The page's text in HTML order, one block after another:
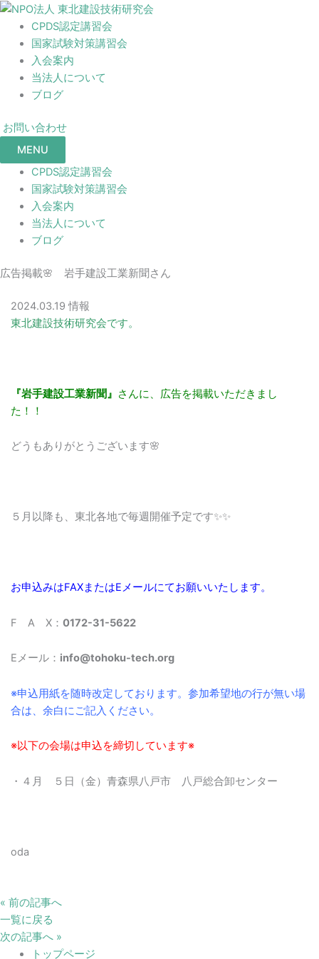
CPDS認定講習会
国家試験対策講習会
入会案内
当法人について
ブログ
お問い合わせ
MENU
CPDS認定講習会
国家試験対策講習会
入会案内
当法人について
ブログ
広告掲載🌸 岩手建設工業新聞さん
2024.03.19 情報
東北建設技術研究会です。
『岩手建設工業新聞』 さんに、広告を掲載いただきまし
た！！
どうもありがとうございます🌸
５月以降も、東北各地で毎週開催予定です✨✨
お申込みはFAXまたはEメールにてお願いいたします。
F A X： 0172-31-5622
Eメール： info@tohoku-tech.org
※申込用紙を随時改定しております。参加希望地の行が無い場
合は、余白にご記入ください。
※以下の会場は申込を締切しています※
・４月 ５日（金）青森県八戸市 八戸総合卸センター
oda
« 前の記事へ
一覧に戻る
次の記事へ »
トップページ